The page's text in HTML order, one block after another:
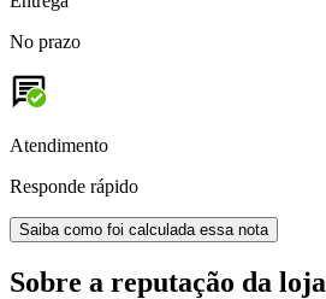
No prazo
Atendimento
Responde rápido
Saiba como foi calculada essa nota
Sobre a reputação da loja